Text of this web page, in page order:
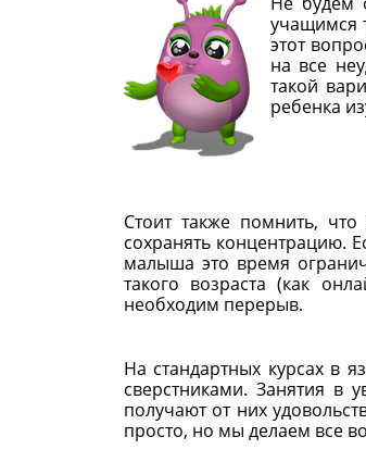
учащимся
этот
на все
такой
ребенка
Стоит также помнить,
сохранять концентрацию.
малыша это время
такого возраста (как
необходим перерыв.
На стандартных курсах в
сверстниками. Занятия в
получают от них
просто, но мы делаем все